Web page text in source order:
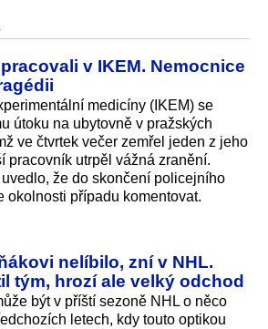
v IKEM. Nemocnice
medicíny (IKEM) se
útoku na ubytovně v pražských
ve čtvrtek večer zemřel jeden z jeho
pracovník utrpěl vážná zranění.
že do skončení policejního
okolnosti případu komentovat.
nelíbilo, zní v NHL.
tým, hrozí ale velký odchod
být v příští sezoně NHL o něco
letech, kdy touto optikou